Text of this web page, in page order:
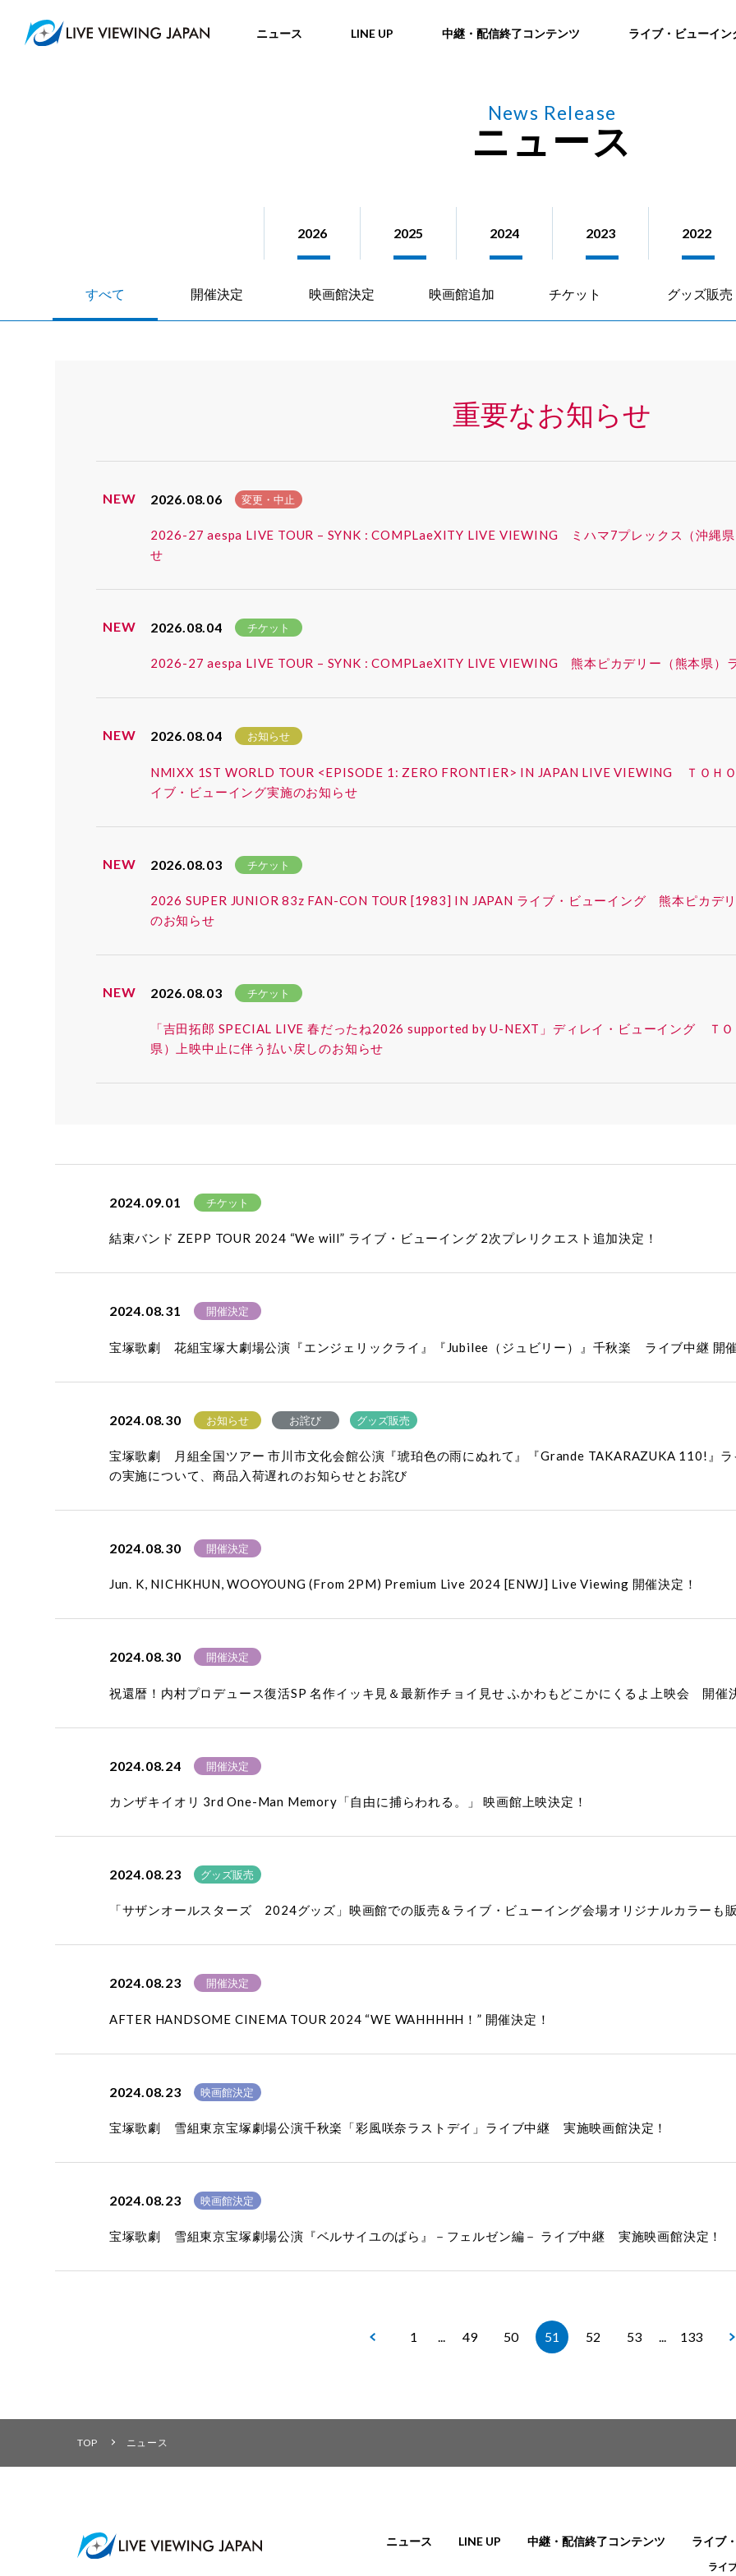
ニュース LINE UP 中継・配信終了コンテンツ ライブ・ビューイン
News Release
ニュース
2026 2025 2024 2023 2022
すべて 開催決定 映画館決定 映画館追加 チケット グッズ販売
重要なお知らせ
NEW 2026.08.06 変更・中止
2026-27 aespa LIVE TOUR – SYNK : COMPLaeXITY LIVE VIEWING ミハマ7プレックス（沖縄
せ
NEW 2026.08.04 チケット
2026-27 aespa LIVE TOUR – SYNK : COMPLaeXITY LIVE VIEWING 熊本ピカデリー（熊本県）
NEW 2026.08.04 お知らせ
NMIXX 1ST WORLD TOUR <EPISODE 1: ZERO FRONTIER> IN JAPAN LIVE VIEWING ＴＯＨ
イブ・ビューイング実施のお知らせ
NEW 2026.08.03 チケット
2026 SUPER JUNIOR 83z FAN-CON TOUR [1983] IN JAPAN ライブ・ビューイング 熊本ピカデ
のお知らせ
NEW 2026.08.03 チケット
「吉田拓郎 SPECIAL LIVE 春だったね2026 supported by U-NEXT」ディレイ・ビューイング Ｔ
県）上映中止に伴う払い戻しのお知らせ
2024.09.01 チケット
結束バンド ZEPP TOUR 2024 “We will” ライブ・ビューイング 2次プレリクエスト追加決定！
2024.08.31 開催決定
宝塚歌劇 花組宝塚大劇場公演『エンジェリックライ』『Jubilee（ジュビリー）』千秋楽 ライブ中継 開
2024.08.30 お知らせ お詫び グッズ販売
宝塚歌劇 月組全国ツアー 市川市文化会館公演『琥珀色の雨にぬれて』『Grande TAKARAZUKA 110!』
の実施について、商品入荷遅れのお知らせとお詫び
2024.08.30 開催決定
Jun. K, NICHKHUN, WOOYOUNG (From 2PM) Premium Live 2024 [ENWJ] Live Viewing 開催決定！
2024.08.30 開催決定
祝還暦！内村プロデュース復活SP 名作イッキ見＆最新作チョイ見せ ふかわもどこかにくるよ上映会 開催
2024.08.24 開催決定
カンザキイオリ 3rd One-Man Memory「自由に捕らわれる。」 映画館上映決定！
2024.08.23 グッズ販売
「サザンオールスターズ 2024グッズ」映画館での販売＆ライブ・ビューイング会場オリジナルカラーも
2024.08.23 開催決定
AFTER HANDSOME CINEMA TOUR 2024 “WE WAHHHHH！” 開催決定！
2024.08.23 映画館決定
宝塚歌劇 雪組東京宝塚劇場公演千秋楽「彩風咲奈ラストデイ」ライブ中継 実施映画館決定！
2024.08.23 映画館決定
宝塚歌劇 雪組東京宝塚劇場公演『ベルサイユのばら』－フェルゼン編－ ライブ中継 実施映画館決定！
1 ... 49 50 51 52 53 ... 133
TOP ニュース
ニュース LINE UP 中継・配信終了コンテンツ ライブ
ライ